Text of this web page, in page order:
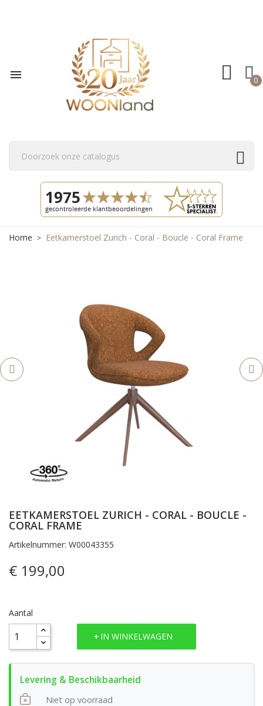
 0
Home Eetkamerstoel Zurich - Coral - Boucle - Coral Frame
EETKAMERSTOEL ZURICH - CORAL - BOUCLE -
CORAL FRAME
Artikelnummer: W00043355
€ 199,00
Aantal
IN WINKELWAGEN
Niet op voorraad